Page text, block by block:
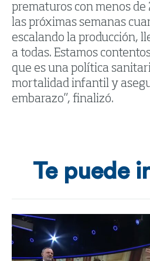
prematuros con menos de
las próximas semanas
escalando la producción,
a todas. Estamos
que es una política
mortalidad infantil y
embarazo”, finalizó.
Te puede